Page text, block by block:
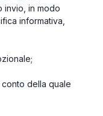
invio, in modo
informativa,
della quale